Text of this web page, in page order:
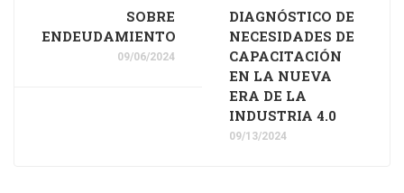
SOBRE
ENDEUDAMIENTO
09/06/2024
DIAGNÓSTICO DE
NECESIDADES DE
CAPACITACIÓN
EN LA NUEVA
ERA DE LA
INDUSTRIA 4.0
09/13/2024